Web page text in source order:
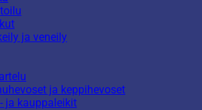
ja veneily
ja keppihevoset
ja kauppaleikit